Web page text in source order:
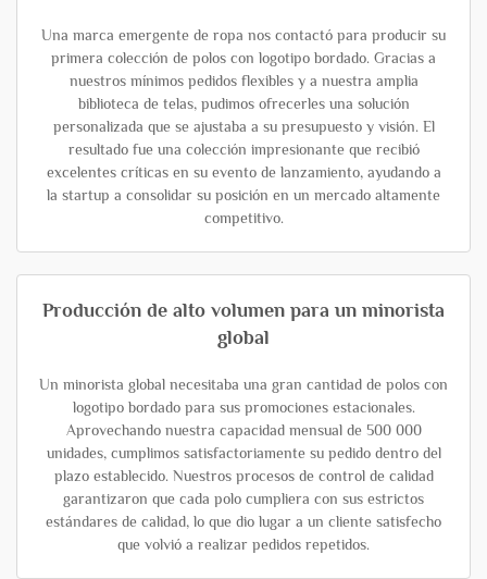
Una marca emergente de ropa nos contactó para producir su
primera colección de polos con logotipo bordado. Gracias a
nuestros mínimos pedidos flexibles y a nuestra amplia
biblioteca de telas, pudimos ofrecerles una solución
personalizada que se ajustaba a su presupuesto y visión. El
resultado fue una colección impresionante que recibió
excelentes críticas en su evento de lanzamiento, ayudando a
la startup a consolidar su posición en un mercado altamente
competitivo.
Producción de alto volumen para un minorista
global
Un minorista global necesitaba una gran cantidad de polos con
logotipo bordado para sus promociones estacionales.
Aprovechando nuestra capacidad mensual de 500 000
unidades, cumplimos satisfactoriamente su pedido dentro del
plazo establecido. Nuestros procesos de control de calidad
garantizaron que cada polo cumpliera con sus estrictos
estándares de calidad, lo que dio lugar a un cliente satisfecho
que volvió a realizar pedidos repetidos.